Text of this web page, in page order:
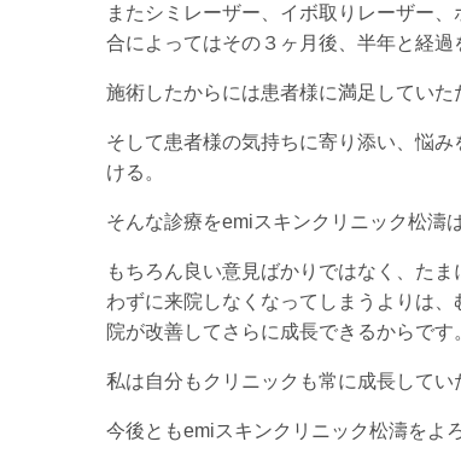
またシミレーザー、イボ取りレーザー
合によってはその３ヶ月後、半年と経過
施術したからには患者様に満足してい
そして患者様の気持ちに寄り添い、悩
ける。
そんな診療をemiスキンクリニック松濤
もちろん良い意見ばかりではなく、た
わずに来院しなくなってしまうよりは
院が改善してさらに成長できるからです
私は自分もクリニックも常に成長してい
今後ともemiスキンクリニック松濤をよ